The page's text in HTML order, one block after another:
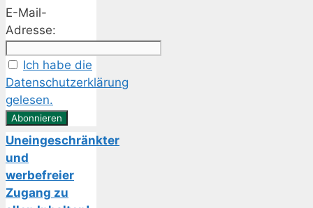
E-Mail-
Adresse:
Ich habe die
Datenschutzerklärung
gelesen.
Uneingeschränkter
und
werbefreier
Zugang zu